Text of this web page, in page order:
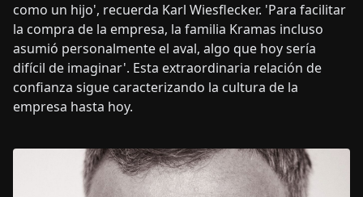
como un hijo', recuerda Karl Wiesflecker. 'Para facilitar
la compra de la empresa, la familia Kramas incluso
asumió personalmente el aval, algo que hoy sería
difícil de imaginar'. Esta extraordinaria relación de
confianza sigue caracterizando la cultura de la
empresa hasta hoy.